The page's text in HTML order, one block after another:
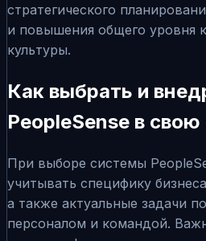
стратегического
и повышения общего уровня
культуры.
Как выбрать и
PeopleSense в
При выборе системы
учитывать специфику
а также актуальные задачи
персоналом и командой.